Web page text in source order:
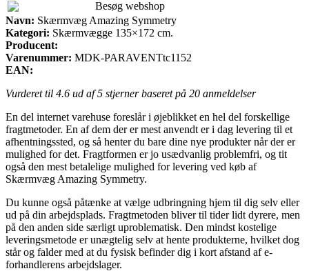
Besøg webshop
Navn: Skærmvæg Amazing Symmetry
Kategori: Skærmvægge 135×172 cm.
Producent:
Varenummer: MDK-PARAVENTtc1152
EAN:
Vurderet til 4.6 ud af 5 stjerner baseret på 20 anmeldelser
En del internet varehuse foreslår i øjeblikket en hel del forskellige
fragtmetoder. En af dem der er mest anvendt er i dag levering til et
afhentningssted, og så henter du bare dine nye produkter når der er
mulighed for det. Fragtformen er jo usædvanlig problemfri, og tit
også den mest betalelige mulighed for levering ved køb af
Skærmvæg Amazing Symmetry.
Du kunne også påtænke at vælge udbringning hjem til dig selv eller
ud på din arbejdsplads. Fragtmetoden bliver til tider lidt dyrere, men
på den anden side særligt uproblematisk. Den mindst kostelige
leveringsmetode er unægtelig selv at hente produkterne, hvilket dog
står og falder med at du fysisk befinder dig i kort afstand af e-
forhandlerens arbejdslager.